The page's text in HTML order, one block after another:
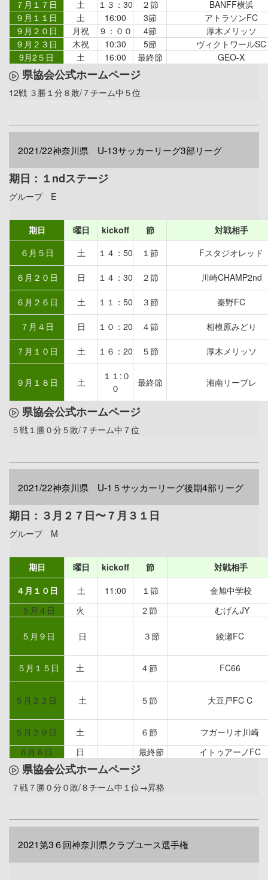
７月１７日
土 １３：30 ２節
BANFF横浜
９月１１日
土 16:00 3節
アトラソンFC
９月２０日
月祝 ９：００ 4節
厚木メリッソ
９月２３日
木祝 10:30 5節
ヴィクトワールSC
9月2５日
土 16:00 最終節 GEO-X
県協会公式ホームページ
12戦 ３勝１分８敗/７チーム中５位
2021/22神奈川県 U-13サッカーリーグ3部リーグ
期日：１ndステージ
グループ E
期日 曜日 kickoff 節
対戦相手
６月５日
土 １４：50 １節 Fスタジオレッド
６月２０日 日 １４：30 ２節 川崎CHAMP2nd
６月２６日 土 １１：50 ３節 秦野FC
７月４日 日 １０：20 ４節 相模原みどり
７月１０日 土 １６：20 ５節 厚木メリッソ
９月１８日 土
１１:０
０
最終節 湘南リーブレ
県協会公式ホームページ
５戦１勝０分５敗/７チーム中７位
2021/22神奈川県 U-1５サッカーリーグ後期4部リーグ
期日：３月２７日〜７月３１日
グループ M
期日 曜日 kickoff 節
対戦相手
４月１０日
土 11:00 １節
金旭中学校
５月４日
火 ２節 むげんJY
５月９日 日 ３節 綾瀬FC
５月１５日 土 ４節 FC66
５月２２日 土 ５節 大豆戸FC C
５月２９日 土 ６節
フガーリオ川崎
６月６日
日 最終節 イトゥアーノFC
県協会公式ホームページ
７戦７勝０分０敗/８チーム中１位→昇格
2021第3６回神奈川県クラブユース選手権